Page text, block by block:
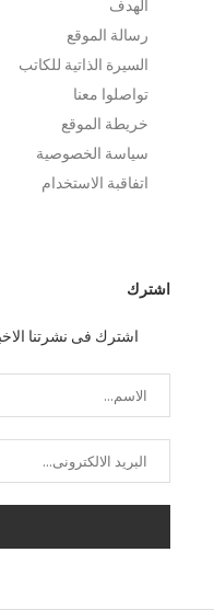
الهدف
رسالة الموقع
السيرة الذاتية للكاتب
تواصلوا معنا
خريطة الموقع
سياسة الخصوصية
اتفاقبة الاستخدام
اشترك
اشترك فى نشرتنا